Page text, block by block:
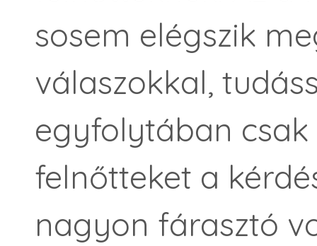
sosem elégszik
válaszokkal,
egyfolytában
felnőtteket a
nagyon fárasztó